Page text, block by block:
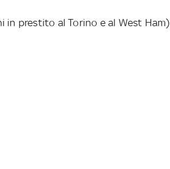
in prestito al Torino e al West Ham)